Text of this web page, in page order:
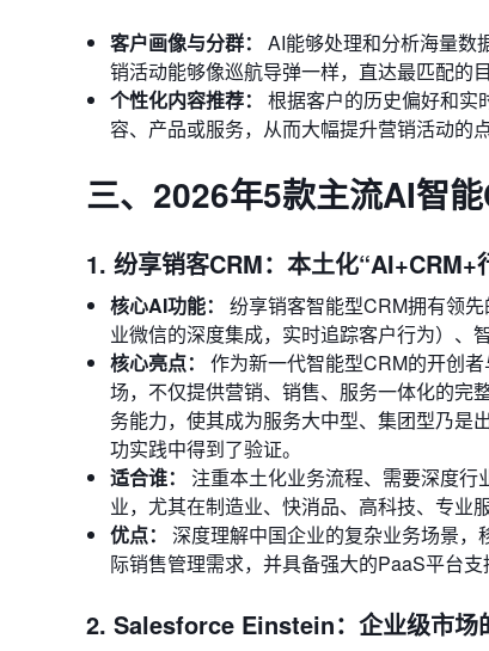
客户画像与分群：
AI能够处理和分析海量数
销活动能够像巡航导弹一样，直达最匹配的目
个性化内容推荐：
根据客户的历史偏好和实
容、产品或服务，从而大幅提升营销活动的
三、2026年5款主流AI智
1. 纷享销客CRM：本土化“AI+CRM+
核心AI功能：
纷享销客智能型CRM拥有领
业微信的深度集成，实时追踪客户行为）、
核心亮点：
作为新一代智能型CRM的开创
场，不仅提供营销、销售、服务一体化的完
务能力，使其成为服务大中型、集团型乃是
功实践中得到了验证。
适合谁：
注重本土化业务流程、需要深度
业，尤其在制造业、快消品、高科技、专业
优点：
深度理解中国企业的复杂业务场景
际销售管理需求，并具备强大的PaaS平台支
2. Salesforce Einstein：企业级市场